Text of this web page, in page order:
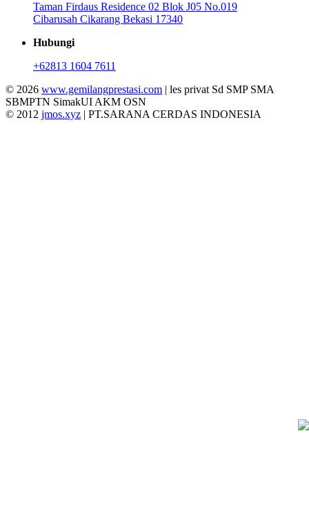
Taman Firdaus Residence 02 Blok J05 No.019
Cibarusah Cikarang Bekasi 17340
Hubungi
+62813 1604 7611
© 2026 www.gemilangprestasi.com | les privat Sd SMP SMA
SBMPTN SimakUI AKM OSN
© 2012 jmos.xyz | PT.SARANA CERDAS INDONESIA